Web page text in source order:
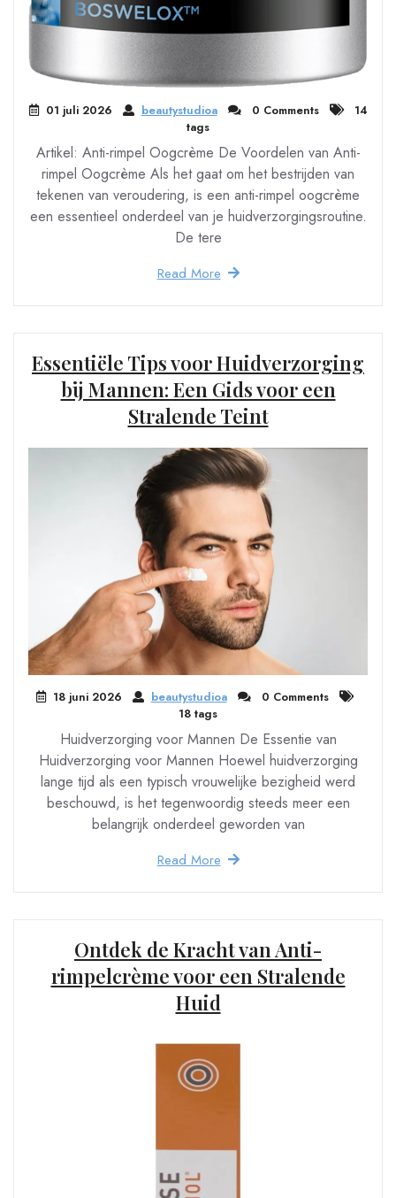
01 juli 2026 beautystudioa 0 Comments
14
tags
Artikel: Anti-rimpel Oogcrème De Voordelen van Anti-
rimpel Oogcrème Als het gaat om het bestrijden van
tekenen van veroudering, is een anti-rimpel oogcrème
een essentieel onderdeel van je huidverzorgingsroutine.
De tere
Read More
Essentiële Tips voor Huidverzorging
bij Mannen: Een Gids voor een
Stralende Teint
18 juni 2026 beautystudioa
0 Comments
18 tags
Huidverzorging voor Mannen De Essentie van
Huidverzorging voor Mannen Hoewel huidverzorging
lange tijd als een typisch vrouwelijke bezigheid werd
beschouwd, is het tegenwoordig steeds meer een
belangrijk onderdeel geworden van
Read More
Ontdek de Kracht van Anti-
rimpelcrème voor een Stralende
Huid